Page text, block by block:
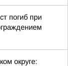
погиб при
округе: